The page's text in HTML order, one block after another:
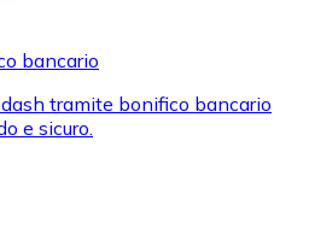
per acquistare
bancario
tramite bonifico bancario
e sicuro.